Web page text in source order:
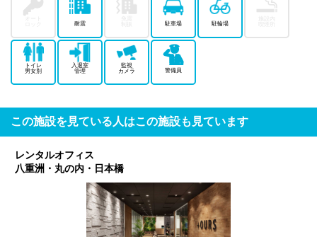
耐震 駐車場 駐輪場
トイレ
男女別
入退室
管理
監視
カメラ
警備員
この施設を見ている人はこの施設も見ています
レンタルオフィス
八重洲・丸の内・日本橋